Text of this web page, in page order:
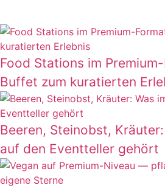
Food Stations im
Buffet zum kuratierten
Beeren, Steinobst,
auf den Eventteller gehört